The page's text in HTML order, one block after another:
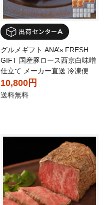
グルメギフト ANA’s FRESH
GIFT 国産豚ロース西京白味噌
仕立て メーカー直送 冷凍便
10,800円
送料無料